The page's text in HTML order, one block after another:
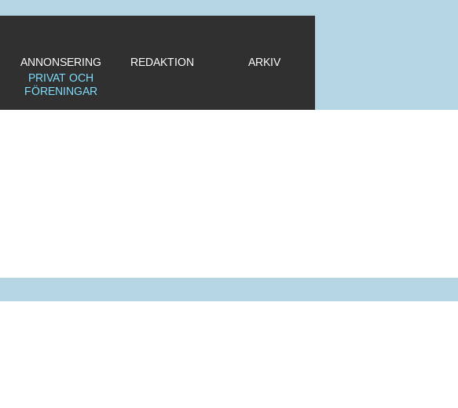
ANNONSERING
PRIVAT OCH
FÖRENINGAR
REDAKTION ARKIV